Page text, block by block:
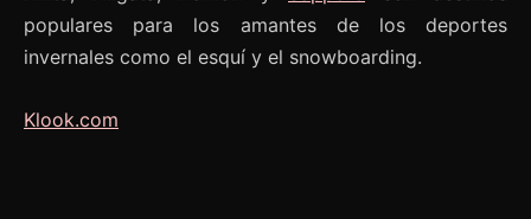
populares para los amantes de los deportes
invernales como el esquí y el snowboarding.
Klook.com